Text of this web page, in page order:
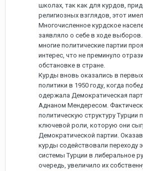
школах, так как для курдов,
религиозных взглядов, этот
Многочисленное курдское
заявляло о себе в ходе
многие политические партии
интерес, что не преминуло
обстановке в стране.
Курды вновь оказались в
политики в 1950 году, когда
одержала Демократическая
Аднаном Мендересом.
политическую структуру Турции
ключевой роли, которую они
Демократической партии.
курды содействовали переходу
системы Турции в либеральное
очередь, увеличило их